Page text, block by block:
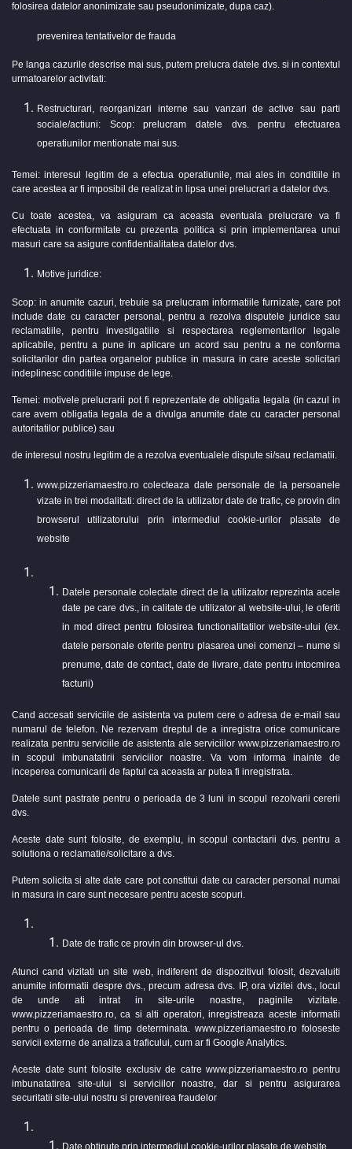
folosirea datelor anonimizate sau pseudonimizate, dupa caz).
prevenirea tentativelor de frauda
Pe langa cazurile descrise mai sus, putem prelucra datele dvs. si in contextul
urmatoarelor activitati:
Restructurari, reorganizari interne sau vanzari de active sau parti
sociale/actiuni: Scop: prelucram datele dvs. pentru efectuarea
operatiunilor mentionate mai sus.
Temei: interesul legitim de a efectua operatiunile, mai ales in conditiile in
care acestea ar fi imposibil de realizat in lipsa unei prelucrari a datelor dvs.
Cu toate acestea, va asiguram ca aceasta eventuala prelucrare va fi
efectuata in conformitate cu prezenta politica si prin implementarea unui
masuri care sa asigure confidentialitatea datelor dvs.
Motive juridice:
Scop: in anumite cazuri, trebuie sa prelucram informatiile furnizate, care pot
include date cu caracter personal, pentru a rezolva disputele juridice sau
reclamatiile, pentru investigatiile si respectarea reglementarilor legale
aplicabile, pentru a pune in aplicare un acord sau pentru a ne conforma
solicitarilor din partea organelor publice in masura in care aceste solicitari
indeplinesc conditiile impuse de lege.
Temei: motivele prelucrarii pot fi reprezentate de obligatia legala (in cazul in
care avem obligatia legala de a divulga anumite date cu caracter personal
autoritatilor publice) sau
de interesul nostru legitim de a rezolva eventualele dispute si/sau reclamatii.
www.pizzeriamaestro.ro colecteaza date personale de la persoanele
vizate in trei modalitati: direct de la utilizator date de trafic, ce provin din
browserul utilizatorului prin intermediul cookie-urilor plasate de
website
Datele personale colectate direct de la utilizator reprezinta acele
date pe care dvs., in calitate de utilizator al website-ului, le oferiti
in mod direct pentru folosirea functionalitatilor website-ului (ex.
datele personale oferite pentru plasarea unei comenzi – nume si
prenume, date de contact, date de livrare, date pentru intocmirea
facturii)
Cand accesati serviciile de asistenta va putem cere o adresa de e-mail sau
numarul de telefon. Ne rezervam dreptul de a inregistra orice comunicare
realizata pentru serviciile de asistenta ale serviciilor www.pizzeriamaestro.ro
in scopul imbunatatirii serviciilor noastre. Va vom informa inainte de
inceperea comunicarii de faptul ca aceasta ar putea fi inregistrata.
Datele sunt pastrate pentru o perioada de 3 luni in scopul rezolvarii cererii
dvs.
Aceste date sunt folosite, de exemplu, in scopul contactarii dvs. pentru a
solutiona o reclamatie/solicitare a dvs.
Putem solicita si alte date care pot constitui date cu caracter personal numai
in masura in care sunt necesare pentru aceste scopuri.
Date de trafic ce provin din browser-ul dvs.
Atunci cand vizitati un site web, indiferent de dispozitivul folosit, dezvaluiti
anumite informatii despre dvs., precum adresa dvs. IP, ora vizitei dvs., locul
de unde ati intrat in site-urile noastre, paginile vizitate.
www.pizzeriamaestro.ro, ca si alti operatori, inregistreaza aceste informatii
pentru o perioada de timp determinata. www.pizzeriamaestro.ro foloseste
servicii externe de analiza a traficului, cum ar fi Google Analytics.
Aceste date sunt folosite exclusiv de catre www.pizzeriamaestro.ro pentru
imbunatatirea site-ului si serviciilor noastre, dar si pentru asigurarea
securitatii site-ului nostru si prevenirea fraudelor
Date obtinute prin intermediul cookie-urilor plasate de website